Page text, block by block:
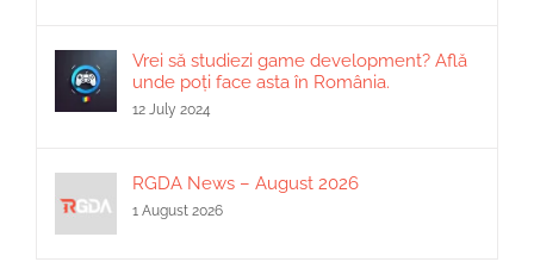
Vrei să studiezi game development? Află
unde poți face asta în România.
12 July 2024
RGDA News – August 2026
1 August 2026